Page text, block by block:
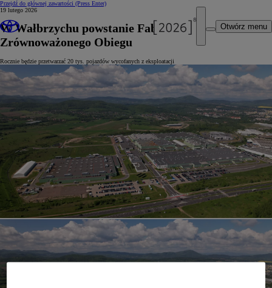
Przejdź do głównej zawartości (Press Enter)
Otwórz menu
19 lutego 2026
W Wałbrzychu powstanie Fabryka
Zrównoważonego Obiegu
Rocznie będzie przetwarzać 20 tys. pojazdów wycofanych z eksploatacji